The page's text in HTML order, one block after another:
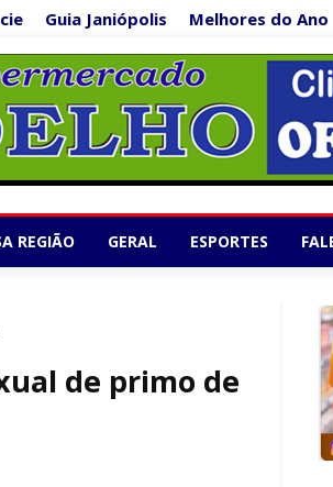
Guia Janiópolis Melhores do Ano
REGIÃO GERAL ESPORTES
de primo de